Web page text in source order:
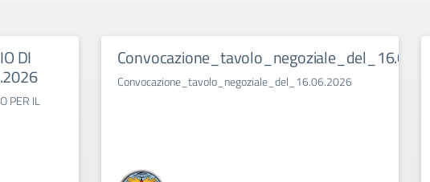
DI
PER IL
Convocazione_tavolo_negoziale_del_16.06.2026